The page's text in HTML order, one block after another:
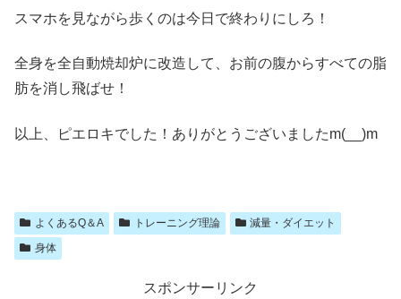
スマホを見ながら歩くのは今日で終わりにしろ！
全身を全自動焼却炉に改造して、お前の腹からすべての脂
肪を消し飛ばせ！
以上、ピエロキでした！ありがとうございましたm(__)m
よくあるQ＆A トレーニング理論
減量・ダイエット
身体
スポンサーリンク